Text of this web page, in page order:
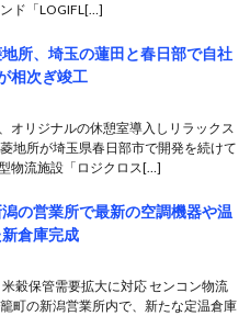
ド「LOGIFL[…]
地所、埼玉の蓮田と春日部で自社
相次ぎ竣工
オリジナルの休憩室導入しリラックス
地所が埼玉県春日部市で開発を続けて
物流施設「ロジクロス[…]
の営業所で最新の空調機器や温
倉庫完成
穀保管需要拡大に対応 センコン物流
町の新潟営業所内で、新たな定温倉庫